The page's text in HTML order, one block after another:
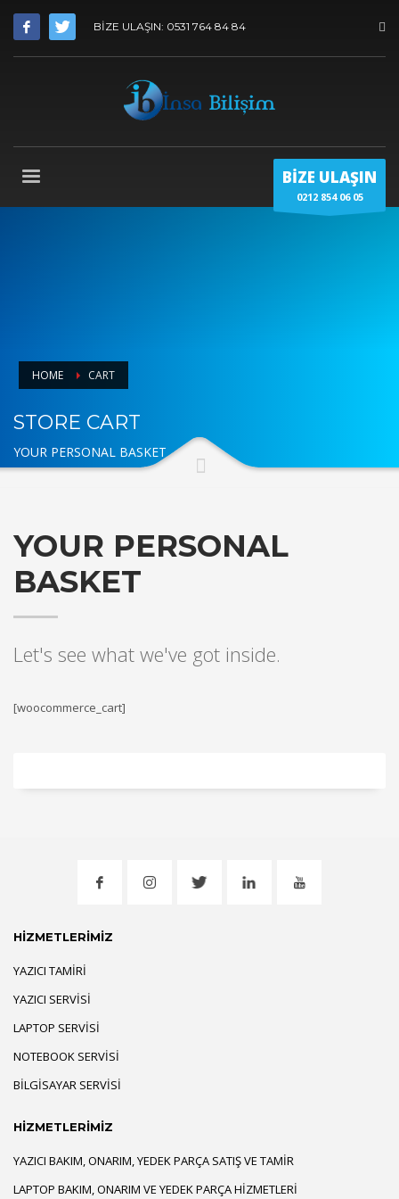
BİZE ULAŞIN: 0531 764 84 84
BİZE ULAŞIN
0212 854 06 05
HOME CART
STORE CART
YOUR PERSONAL BASKET
YOUR PERSONAL
BASKET
Let's see what we've got inside.
[woocommerce_cart]
HİZMETLERİMİZ
YAZICI TAMIRI
YAZICI SERVISI
LAPTOP SERVISI
NOTEBOOK SERVISI
BILGISAYAR SERVISI
HİZMETLERİMİZ
YAZICI BAKIM, ONARIM, YEDEK PARÇA SATIŞ VE TAMIR
LAPTOP BAKIM, ONARIM VE YEDEK PARÇA HIZMETLERI